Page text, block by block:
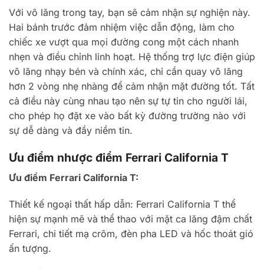
Với vô lăng trong tay, bạn sẽ cảm nhận sự nghiện này.
Hai bánh trước đảm nhiệm việc dẫn động, làm cho
chiếc xe vượt qua mọi đường cong một cách nhanh
nhẹn và điều chỉnh linh hoạt. Hệ thống trợ lực điện giúp
vô lăng nhạy bén và chính xác, chỉ cần quay vô lăng
hơn 2 vòng nhẹ nhàng để cảm nhận mặt đường tốt. Tất
cả điều này cùng nhau tạo nên sự tự tin cho người lái,
cho phép họ đặt xe vào bất kỳ đường trường nào với
sự dễ dàng và đầy niềm tin.
Ưu điểm nhược điểm Ferrari California T
Ưu điểm Ferrari California T:
Thiết kế ngoại thất hấp dẫn: Ferrari California T thể
hiện sự mạnh mẽ và thể thao với mặt ca lăng đậm chất
Ferrari, chi tiết mạ crôm, đèn pha LED và hốc thoát gió
ấn tượng.